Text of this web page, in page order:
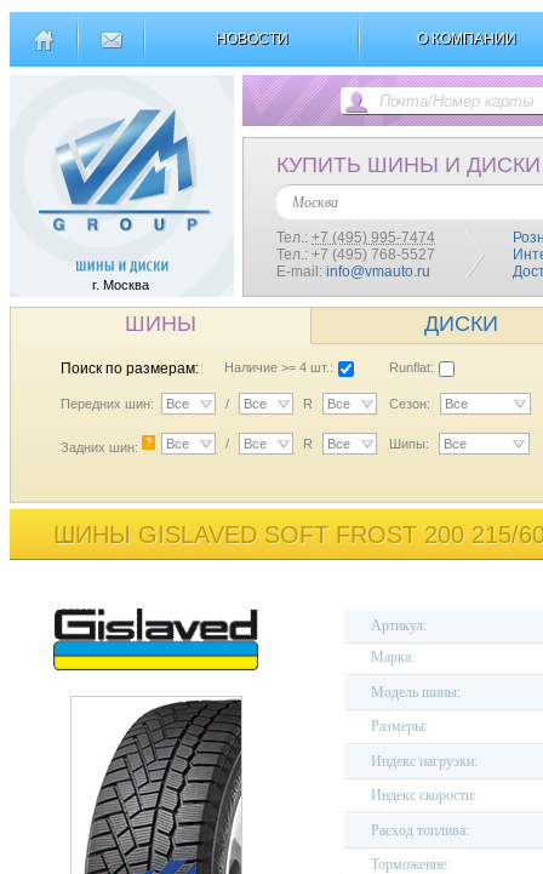
НОВОСТИ О КОМПАНИИ
г. Москва
КУПИТЬ ШИНЫ И ДИСКИ
Москва
Тел.: +7 (495) 995-7474
Тел.: +7 (495) 768-5527
E-mail: info@vmauto.ru
ШИНЫ ДИСКИ
Поиск по размерам: Наличие >= 4 шт.: Runflat:
Передних шин: Все / Все R Все Сезон: Все
Задних шин: ? Все / Все R Все Шипы: Все
ШИНЫ GISLAVED SOFT FROST 200 215/
Артикул:
Марка:
Модель шины:
Размеры:
Индекс нагрузки:
Индекс скорости:
Расход топлива:
Торможение: